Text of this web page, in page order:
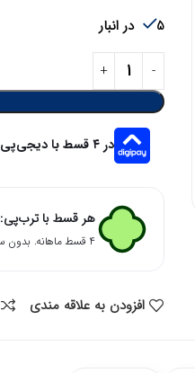
5 در انبار
در ۴ قسط با دیجی‌پی
هر قسط با ترب‌پی:
۴ قسط ماهانه. بدون سود، چک و ضامن.
افزودن به علاقه مندی